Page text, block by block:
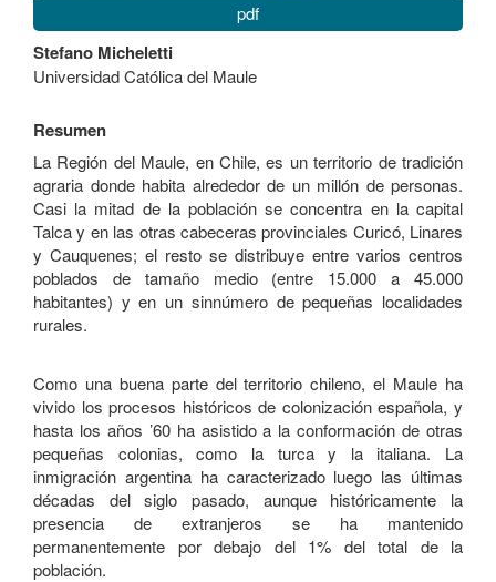
pdf
Contenido
principal
del
Stefano Micheletti
Universidad Católica del Maule
Resumen
La Región del Maule, en Chile, es un territorio de tradición
agraria donde habita alrededor de un millón de personas.
Casi la mitad de la población se concentra en la capital
Talca y en las otras cabeceras provinciales Curicó, Linares
y Cauquenes; el resto se distribuye entre varios centros
poblados de tamaño medio (entre 15.000 a 45.000
habitantes) y en un sinnúmero de pequeñas localidades
rurales.
Como una buena parte del territorio chileno, el Maule ha
vivido los procesos históricos de colonización española, y
hasta los años ’60 ha asistido a la conformación de otras
pequeñas colonias, como la turca y la italiana. La
inmigración argentina ha caracterizado luego las últimas
décadas del siglo pasado, aunque históricamente la
presencia de extranjeros se ha mantenido
permanentemente por debajo del 1% del total de la
población.